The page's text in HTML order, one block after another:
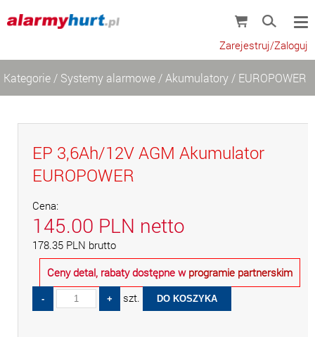
Zarejestruj/Zaloguj
Kategorie / Systemy alarmowe / Akumulatory / EUROPOWER
EP 3,6Ah/12V AGM Akumulator
EUROPOWER
Cena:
145.00 PLN netto
178.35 PLN brutto
Ceny detal, rabaty dostępne w programie partnerskim
szt.